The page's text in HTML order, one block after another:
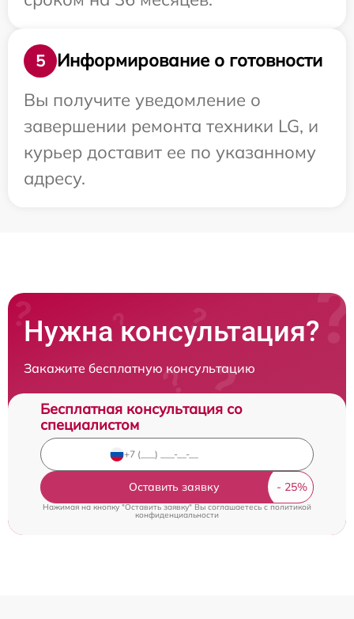
5
Информирование о готовности
Вы получите уведомление о
завершении ремонта техники LG, и
курьер доставит ее по указанному
адресу.
Нужна консультация?
Закажите бесплатную консультацию
Бесплатная консультация со
специалистом
Оставить заявку
Нажимая на кнопку "Оставить заявку" Вы соглашаетесь cполитикой
конфиденциальности